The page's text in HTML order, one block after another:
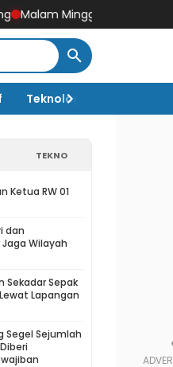
TNI-Polri dan
Teknologi AI
TEKNO
Ketua RW 01
dan
Wilayah
Sekadar Sepak
Lapangan
Segel Sejumlah